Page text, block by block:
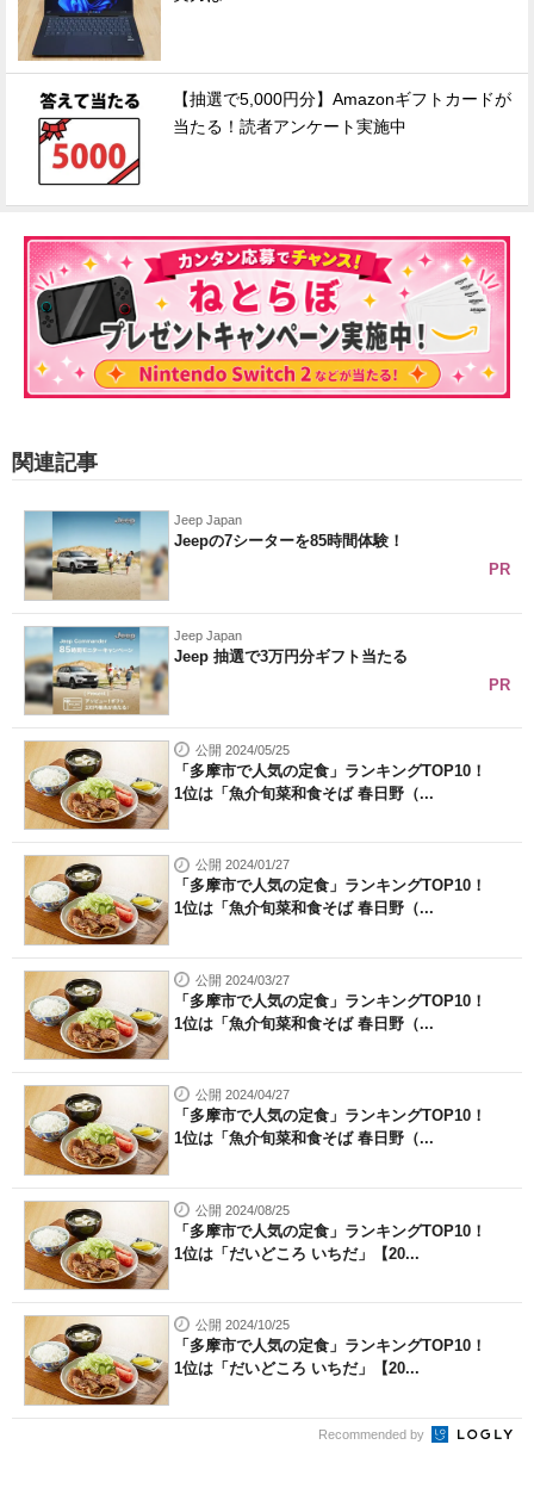
【抽選で5,000円分】Amazonギフトカードが
当たる！読者アンケート実施中
関連記事
Jeep Japan
Jeepの7シーターを85時間体験！
PR
Jeep Japan
Jeep 抽選で3万円分ギフト当たる
PR
公開 2024/05/25
「多摩市で人気の定食」ランキングTOP10！
1位は「魚介旬菜和食そば 春日野（...
公開 2024/01/27
「多摩市で人気の定食」ランキングTOP10！
1位は「魚介旬菜和食そば 春日野（...
公開 2024/03/27
「多摩市で人気の定食」ランキングTOP10！
1位は「魚介旬菜和食そば 春日野（...
公開 2024/04/27
「多摩市で人気の定食」ランキングTOP10！
1位は「魚介旬菜和食そば 春日野（...
公開 2024/08/25
「多摩市で人気の定食」ランキングTOP10！
1位は「だいどころ いちだ」【20...
公開 2024/10/25
「多摩市で人気の定食」ランキングTOP10！
1位は「だいどころ いちだ」【20...
Recommended by